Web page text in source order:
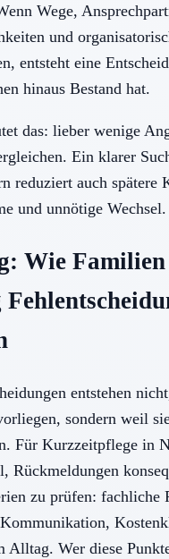
Wege,
und
entsteht eine
hinaus Bestand hat.
das: lieber wenige
Ein klarer
reduziert auch spätere
und unnötige Wechsel.
Wie
entstehen
sondern weil
Für Kurzzeitpflege in
Rückmeldungen
zu prüfen: fachliche
Alltag. Wer diese